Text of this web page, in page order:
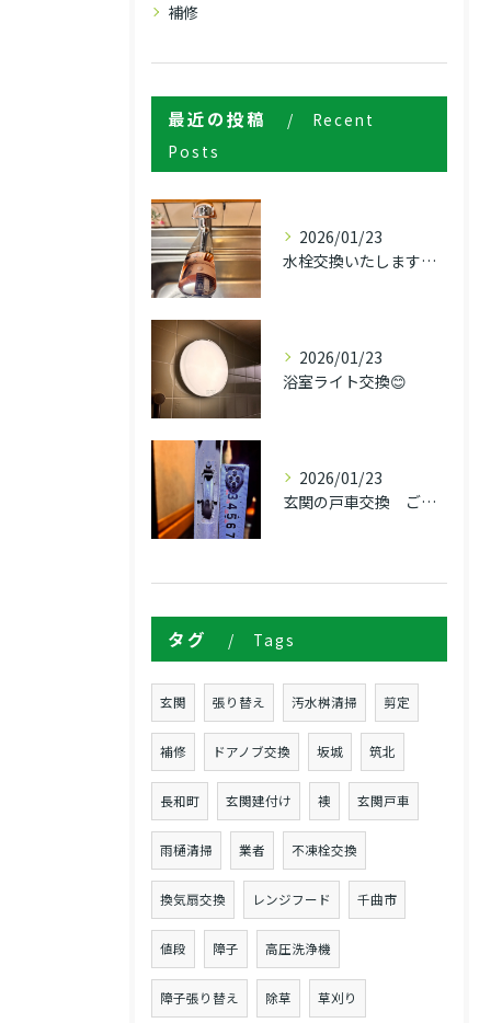
補修
最近の投稿
Recent
Posts
2026/01/23
水栓交換いたします！！
2026/01/23
浴室ライト交換😊
2026/01/23
玄関の戸車交換 ご依頼！！
タグ Tags
玄関 張り替え 汚水桝清掃 剪定
補修 ドアノブ交換 坂城 筑北
長和町 玄関建付け 襖 玄関戸車
雨樋清掃 業者 不凍栓交換
換気扇交換 レンジフード 千曲市
値段 障子 高圧洗浄機
障子張り替え 除草 草刈り